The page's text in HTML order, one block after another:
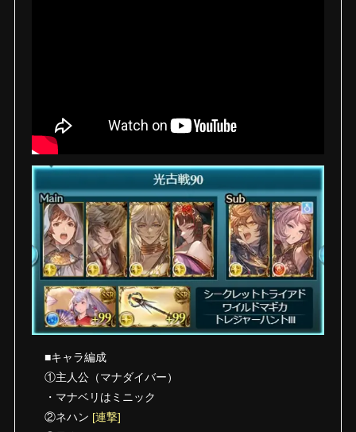
■キャラ編成
①主人公（マナダイバー）
・マナベリはミニック
②ネハン [連撃]